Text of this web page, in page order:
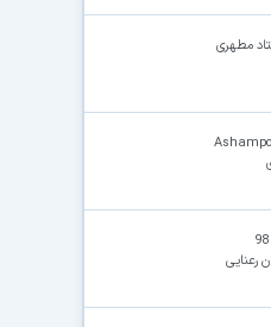
مطهری
رعنایی